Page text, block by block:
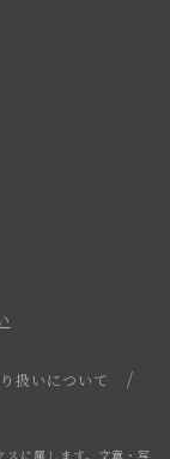
扱いについて
スに属します。文章・写